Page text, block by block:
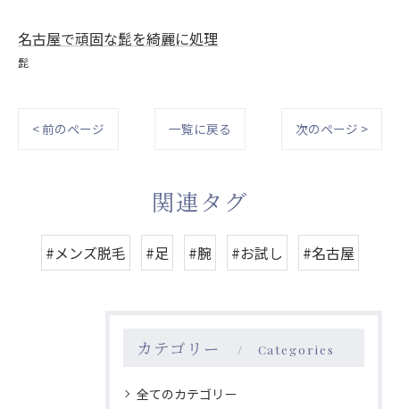
名古屋で頑固な髭を綺麗に処理
髭
< 前のページ 一覧に戻る 次のページ >
関連タグ
#メンズ脱毛 #足 #腕 #お試し #名古屋
カテゴリー Categories
全てのカテゴリー